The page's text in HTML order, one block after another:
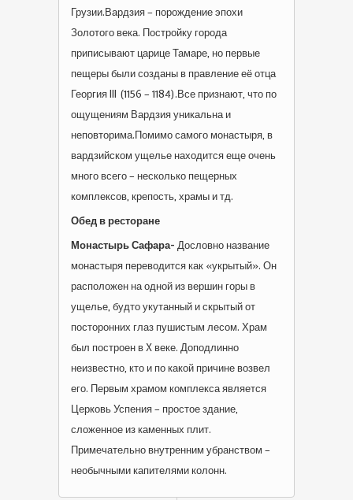
Грузии.Вардзия – порождение эпохи
Золотого века. Постройку города
приписывают царице Тамаре, но первые
пещеры были созданы в правление её отца
Георгия III (1156 – 1184).Все признают, что по
ощущениям Вардзия уникальна и
неповторима.Помимо самого монастыря, в
вардзийском ущелье находится еще очень
много всего – несколько пещерных
комплексов, крепость, храмы и тд.
Обед в ресторане
Монастырь Сафара- Дословно название
монастыря переводится как «укрытый». Он
расположен на одной из вершин горы в
ущелье, будто укутанный и скрытый от
посторонних глаз пушистым лесом. Храм
был построен в X веке. Доподлинно
неизвестно, кто и по какой причине возвел
его. Первым храмом комплекса является
Церковь Успения – простое здание,
сложенное из каменных плит.
Примечательно внутренним убранством –
необычными капителями колонн.